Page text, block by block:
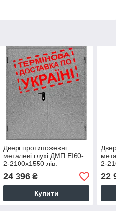
Двері протипожежні
металеві глухі ДМП ЕІ60-
2-2100x1550 лів.,
ЄвроСтандарт
24 396₴
Купити
2-
22